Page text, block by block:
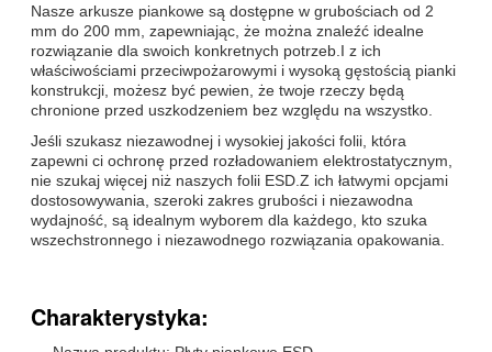
Nasze arkusze piankowe są dostępne w grubościach od 2
mm do 200 mm, zapewniając, że można znaleźć idealne
rozwiązanie dla swoich konkretnych potrzeb.I z ich
właściwościami przeciwpożarowymi i wysoką gęstością pianki
konstrukcji, możesz być pewien, że twoje rzeczy będą
chronione przed uszkodzeniem bez względu na wszystko.
Jeśli szukasz niezawodnej i wysokiej jakości folii, która
zapewni ci ochronę przed rozładowaniem elektrostatycznym,
nie szukaj więcej niż naszych folii ESD.Z ich łatwymi opcjami
dostosowywania, szeroki zakres grubości i niezawodna
wydajność, są idealnym wyborem dla każdego, kto szuka
wszechstronnego i niezawodnego rozwiązania opakowania.
Charakterystyka: